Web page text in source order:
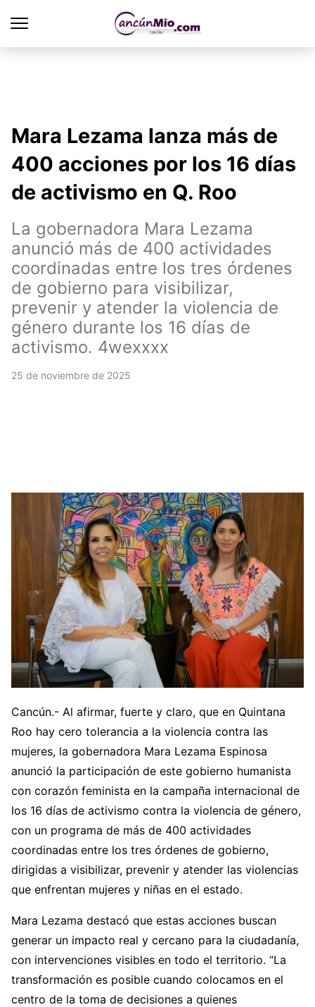
Mara Lezama lanza más de
400 acciones por los 16 días
de activismo en Q. Roo
La gobernadora Mara Lezama
anunció más de 400 actividades
coordinadas entre los tres órdenes
de gobierno para visibilizar,
prevenir y atender la violencia de
género durante los 16 días de
activismo. 4wexxxx
25 de noviembre de 2025
Cancún.- Al afirmar, fuerte y claro, que en Quintana
Roo hay cero tolerancia a la violencia contra las
mujeres, la gobernadora Mara Lezama Espinosa
anunció la participación de este gobierno humanista
con corazón feminista en la campaña internacional de
los 16 días de activismo contra la violencia de género,
con un programa de más de 400 actividades
coordinadas entre los tres órdenes de gobierno,
dirigidas a visibilizar, prevenir y atender las violencias
que enfrentan mujeres y niñas en el estado.
Mara Lezama destacó que estas acciones buscan
generar un impacto real y cercano para la ciudadanía,
con intervenciones visibles en todo el territorio. “La
transformación es posible cuando colocamos en el
centro de la toma de decisiones a quienes